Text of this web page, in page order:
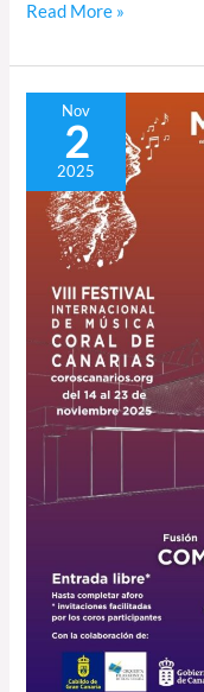
Read More »
Nov
2
2025
Muestra
Coral
Gran
Canaria